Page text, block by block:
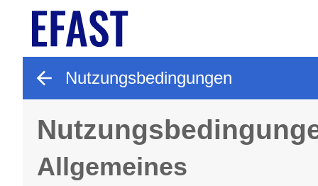
Nutzungsbedingungen
Allgemeines